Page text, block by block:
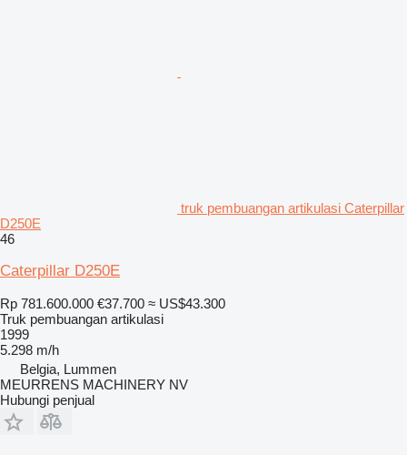
truk pembuangan artikulasi Caterpillar
D250E
46
Caterpillar D250E
Rp 781.600.000 €37.700 ≈ US$43.300
Truk pembuangan artikulasi
1999
5.298 m/h
Belgia, Lummen
MEURRENS MACHINERY NV
Hubungi penjual